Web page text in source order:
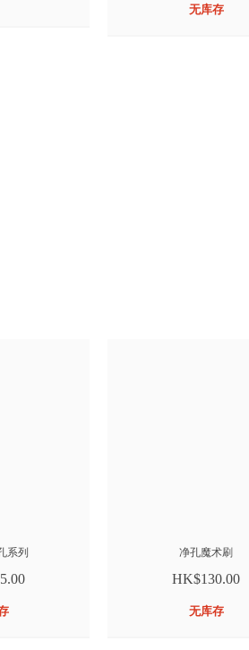
无库存
系列 净孔魔术刷
HK$130.00
无库存